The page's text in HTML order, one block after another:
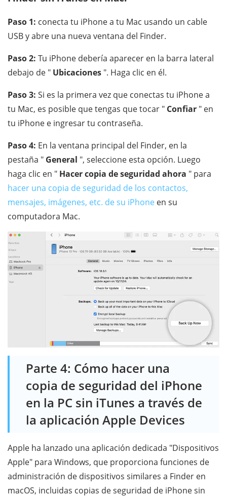
Paso 1: conecta tu iPhone a tu Mac usando un cable
USB y abre una nueva ventana del Finder.
Paso 2: Tu iPhone debería aparecer en la barra lateral
debajo de " Ubicaciones ". Haga clic en él.
Paso 3: Si es la primera vez que conectas tu iPhone a
tu Mac, es posible que tengas que tocar " Confiar " en
tu iPhone e ingresar tu contraseña.
Paso 4: En la ventana principal del Finder, en la
pestaña " General ", seleccione esta opción. Luego
haga clic en " Hacer copia de seguridad ahora " para
hacer una copia de seguridad de los contactos,
mensajes, imágenes, etc. de su iPhone en su
computadora Mac.
Parte 4: Cómo hacer una
copia de seguridad del iPhone
en la PC sin iTunes a través de
la aplicación Apple Devices
Apple ha lanzado una aplicación dedicada "Dispositivos
Apple" para Windows, que proporciona funciones de
administración de dispositivos similares a Finder en
macOS, incluidas copias de seguridad de iPhone sin